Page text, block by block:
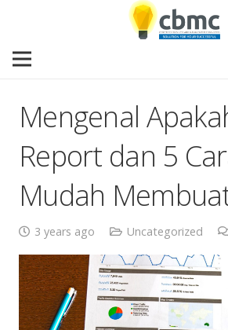
Mengenal
Report dan 5
Mudah
3 years ago Uncategorized